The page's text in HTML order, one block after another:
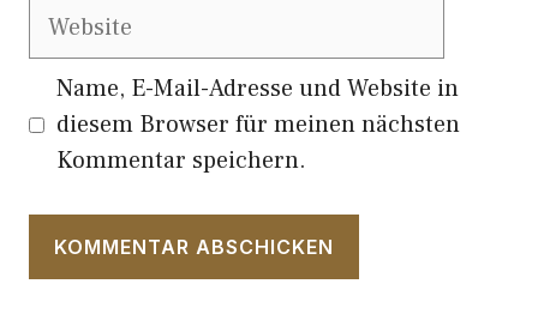
Website
Name, E-Mail-Adresse und Website in
diesem Browser für meinen nächsten
Kommentar speichern.